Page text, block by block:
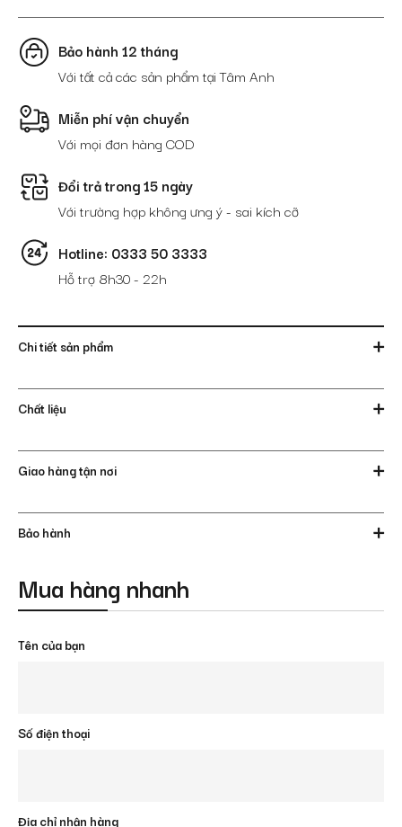
trung
số
Bảo hành 12 tháng
Với tất cả các sản phẩm tại Tâm Anh
Miễn phí vận chuyển
Với mọi đơn hàng COD
Đổi trả trong 15 ngày
Với trường hợp không ưng ý - sai kích cỡ
Hotline: 0333 50 3333
Hỗ trợ 8h30 - 22h
Chi tiết sản phẩm
Chất liệu
Giao hàng tận nơi
Bảo hành
Mua hàng nhanh
Tên của bạn
Số điện thoại
Địa chỉ nhận hàng